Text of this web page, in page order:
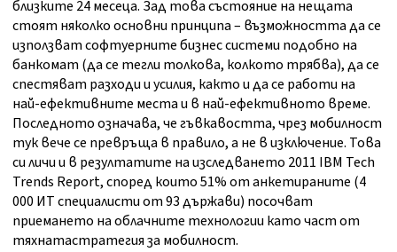
близките 24 месеца. Зад това състояние на нещата
стоят няколко основни принципа – възможността да се
използват софтуерните бизнес системи подобно на
банкомат (да се тегли толкова, колкото трябва), да се
спестяват разходи и усилия, както и да се работи на
най-ефективните места и в най-ефективното време.
Последното означава, че гъвкавостта, чрез мобилност
тук вече се превръща в правило, а не в изключение. Това
си личи и в резултатите на изследването 2011 IBM Tech
Trends Report, според които 51% от анкетираните (4
000 ИТ специалисти от 93 държави) посочват
приемането на облачните технологии като част от
тяхнатастратегия за мобилност.